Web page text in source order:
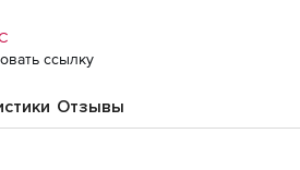
1-е рабочее место
ссылку
Отзывы